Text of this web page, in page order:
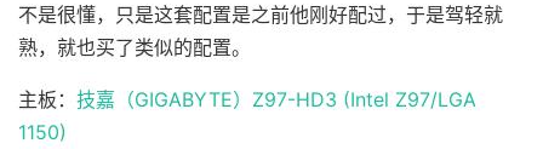
不是很懂，只是这套配置是之前他刚好配过，于是驾轻就
熟，就也买了类似的配置。
主板： 技嘉（GIGABYTE）Z97-HD3 (Intel Z97/LGA
1150)